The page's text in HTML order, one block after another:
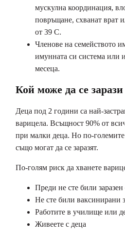
мускулна координация,
повръщане, схванат врат
от 39 C.
Членове на семейството
имунната си система или
месеца.
Кой може да се
Деца под 2 години са най-
варицела. Всъщност 90% от
при малки деца. Но по-големите
също могат да се заразят.
По-голям риск да хванете
Преди не сте били заразен
Не сте били ваксинирани
Работите в училище или
Живеете с деца